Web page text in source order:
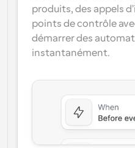
produits, des appels
points de contrôle
démarrer des
instantanément.